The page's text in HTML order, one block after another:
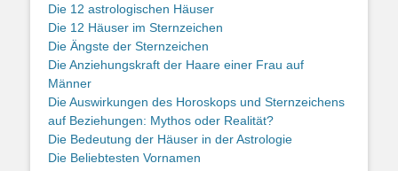
Die 12 astrologischen Häuser
Die 12 Häuser im Sternzeichen
Die Ängste der Sternzeichen
Die Anziehungskraft der Haare einer Frau auf
Männer
Die Auswirkungen des Horoskops und Sternzeichens
auf Beziehungen: Mythos oder Realität?
Die Bedeutung der Häuser in der Astrologie
Die Beliebtesten Vornamen